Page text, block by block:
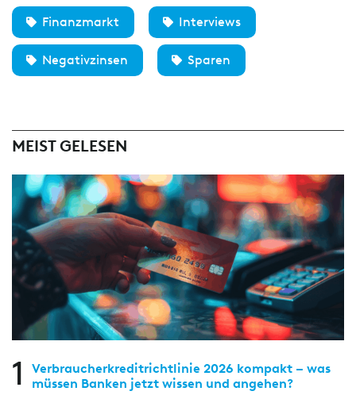
Finanzmarkt Interviews
Negativzinsen Sparen
MEIST GELESEN
1
Verbraucherkreditrichtlinie 2026 kompakt – was
müssen Banken jetzt wissen und angehen?